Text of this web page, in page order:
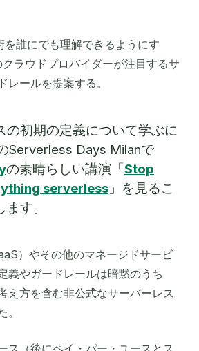
を誰にでも理解できるようにす
ラウドプロバイダーが注目するサ
レールを提案する。
の初期の定義について学ぶに
Serverless Days Milanで
の素晴らしい講演「Stop
serverless 」を見るこ
す。
）やその他のマネージドサービ
義やガードレールは暗黙のうち
え方を含む非公式なサーバーレス
ス（後にペイ・パー・ユースとス